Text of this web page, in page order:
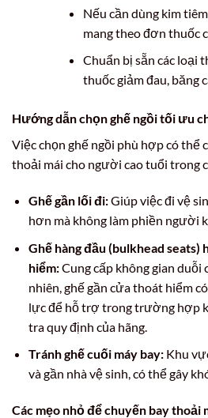
Nếu cần dùng kim
mang theo đơn thuốc
Chuẩn bị sẵn các loại
thuốc giảm đau, băng
Hướng dẫn chọn ghế ngồi tối ưu
Việc chọn ghế ngồi phù hợp có thể
thoải mái cho người cao tuổi trong
Ghế gần lối đi:Giúp việc đi vệ
hơn mà không làm phiền người
Ghế hàng đầu (bulkhead seats)
hiểm:Cung cấp không gian duỗi
nhiên, ghế gần cửa thoát hiểm
lực để hỗ trợ trong trường hợp
tra quy định của hãng.
Tránh ghế cuối máy bay:Khu
và gần nhà vệ sinh, có thể gây
Các mẹo nhỏ để chuyến bay thoải